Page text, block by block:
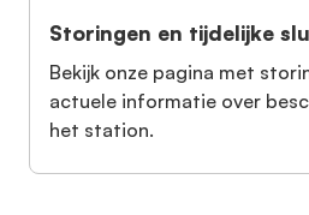
Storingen en tijdelijke
Bekijk onze pagina met
actuele informatie over
het station.